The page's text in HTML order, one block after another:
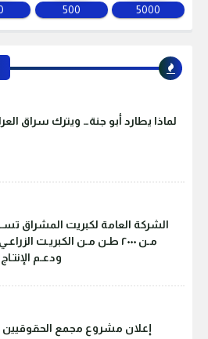
500 5000
لماذا يطارد أبو جنة… ويترك سراق
الشركة العامة لكبريت المشراق
مـن ٢٠٠٠ طـن مـن الكبريـت
ودعـم
إعلان مشروع مجمع الحقوقيين